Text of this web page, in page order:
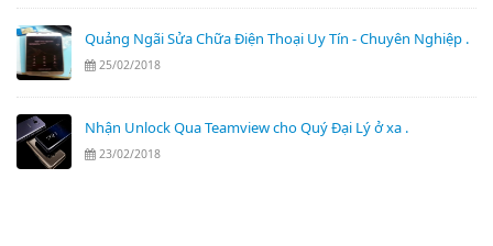
Quảng Ngãi Sửa Chữa Điện Thoại Uy Tín - Chuyên Nghiệp .
25/02/2018
Nhận Unlock Qua Teamview cho Quý Đại Lý ở xa .
23/02/2018